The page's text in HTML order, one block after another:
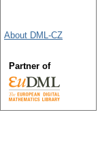
About DML-CZ
Partner of